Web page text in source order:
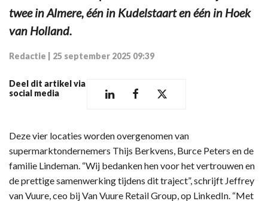
twee in Almere, één in Kudelstaart en één in Hoek
van Holland.
Redactie 25 september 2025 09:39
Deel dit artikel via
social media
Deze vier locaties worden overgenomen van
supermarktondernemers Thijs Berkvens, Burce Peters en de
familie Lindeman. “Wij bedanken hen voor het vertrouwen en
de prettige samenwerking tijdens dit traject”, schrijft Jeffrey
van Vuure, ceo bij Van Vuure Retail Group, op LinkedIn. “Met